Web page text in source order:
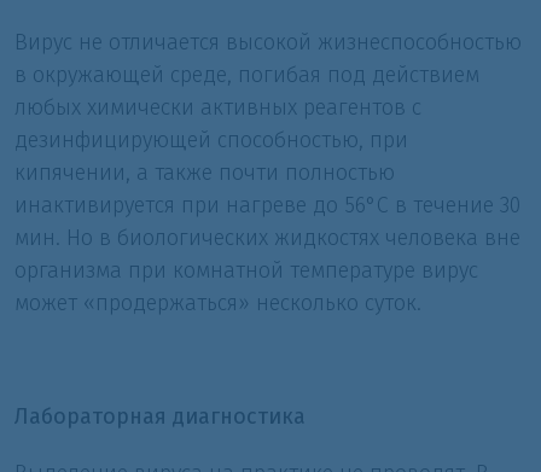
Вирус не отличается высокой жизнеспособностью
в окружающей среде, погибая под действием
любых химически активных реагентов с
дезинфицирующей способностью, при
кипячении, а также почти полностью
инактивируется при нагреве до 56°С в течение 30
мин. Но в биологических жидкостях человека вне
организма при комнатной температуре вирус
может «продержаться» несколько суток.
Лабораторная диагностика